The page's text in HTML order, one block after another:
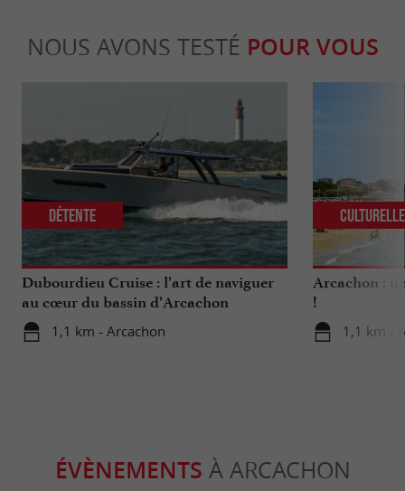
NOUS AVONS TESTÉ POUR VOUS
Dubourdieu Cruise : l’art de naviguer
au cœur du bassin d’Arcachon
1,1 km - Arcachon
Détente
Arcachon :
!
1,1 km -
Culturelle
ÉVÈNEMENTS À ARCACHON